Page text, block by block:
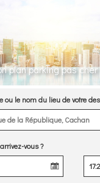
plan parking pas
ou le nom du lieu de votre
vous ?